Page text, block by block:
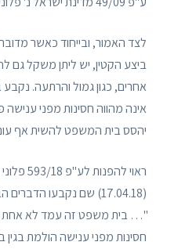
לצד האמור, ובייחוד כאשר
ביצע הקטין, יש ליתן משקל גם
אחרים, כגון גמול והרתעה.
אינה מהווה חסינות מפני
יהסס בית המשפט להשית אף
(17.04.18) שם נקבעו הדברים הבאים:
"… בית משפט זה עמד לא אחת
חסינות מפני ענישה הולמת בגין